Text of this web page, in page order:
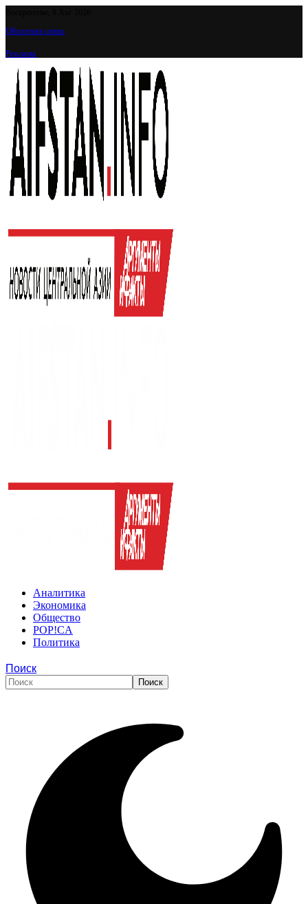
Обратная связь
Реклама
Аналитика
Экономика
Общество
POP!CA
Политика
Поиск